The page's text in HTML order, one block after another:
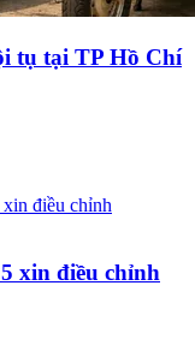
tụ tại TP Hồ Chí
xin điều chỉnh